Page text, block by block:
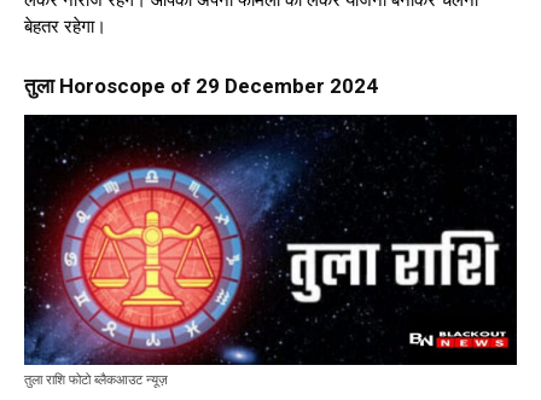
बेहतर रहेगा।
तुला Horoscope of 29 December 2024
तुला राशि फोटो ब्लैकआउट न्यूज़